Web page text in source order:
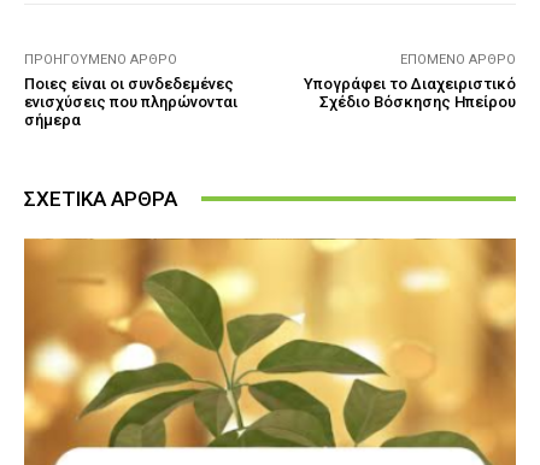
ΠΡΟΗΓΟΎΜΕΝΟ ΆΡΘΡΟ
Ποιες είναι οι συνδεδεμένες
ενισχύσεις που πληρώνονται
σήμερα
ΕΠΌΜΕΝΟ ΆΡΘΡΟ
Υπογράφει το Διαχειριστικό
Σχέδιο Βόσκησης Ηπείρου
ΣΧΕΤΙΚΑ ΑΡΘΡΑ